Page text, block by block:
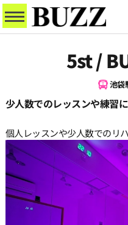
5st /
池袋
少人数でのレッスンや練習に
個人レッスンや少人数でのリ